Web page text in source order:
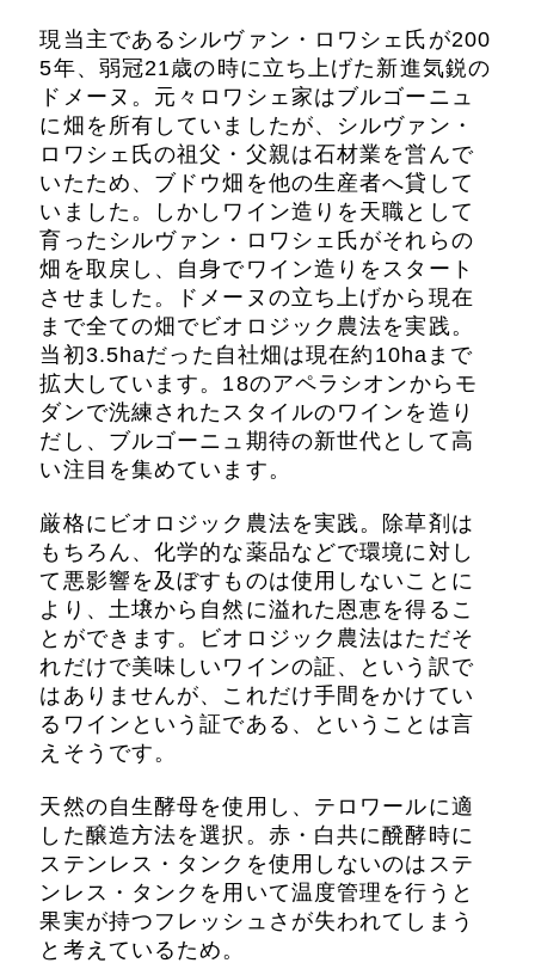
現当主であるシルヴァン・ロワシェ氏が200
5年、弱冠21歳の時に立ち上げた新進気鋭の
ドメーヌ。元々ロワシェ家はブルゴーニュ
に畑を所有していましたが、シルヴァン・
ロワシェ氏の祖父・父親は石材業を営んで
いたため、ブドウ畑を他の生産者へ貸して
いました。しかしワイン造りを天職として
育ったシルヴァン・ロワシェ氏がそれらの
畑を取戻し、自身でワイン造りをスタート
させました。ドメーヌの立ち上げから現在
まで全ての畑でビオロジック農法を実践。
当初3.5haだった自社畑は現在約10haまで
拡大しています。18のアペラシオンからモ
ダンで洗練されたスタイルのワインを造り
だし、ブルゴーニュ期待の新世代として高
い注目を集めています。
厳格にビオロジック農法を実践。除草剤は
もちろん、化学的な薬品などで環境に対し
て悪影響を及ぼすものは使用しないことに
より、土壌から自然に溢れた恩恵を得るこ
とができます。ビオロジック農法はただそ
れだけで美味しいワインの証、という訳で
はありませんが、これだけ手間をかけてい
るワインという証である、ということは言
えそうです。
天然の自生酵母を使用し、テロワールに適
した醸造方法を選択。赤・白共に醗酵時に
ステンレス・タンクを使用しないのはステ
ンレス・タンクを用いて温度管理を行うと
果実が持つフレッシュさが失われてしまう
と考えているため。